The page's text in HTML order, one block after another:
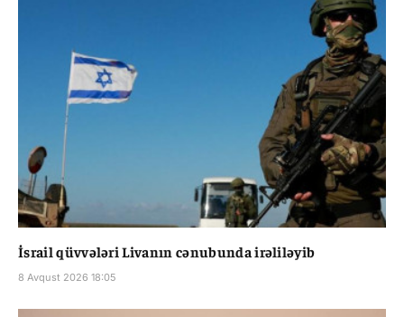
İsrail qüvvələri Livanın cənubunda irəliləyib
8 Avqust 2026 18:05